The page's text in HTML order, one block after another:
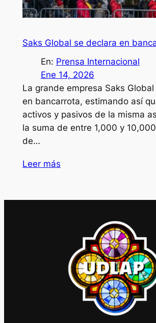
Saks Global se declara en
En: Prensa Internacional
Ene 14, 2026
La grande empresa Saks
en bancarrota, estimando así
activos y pasivos de la misma
la suma de entre 1,000 y
de…
Leer más